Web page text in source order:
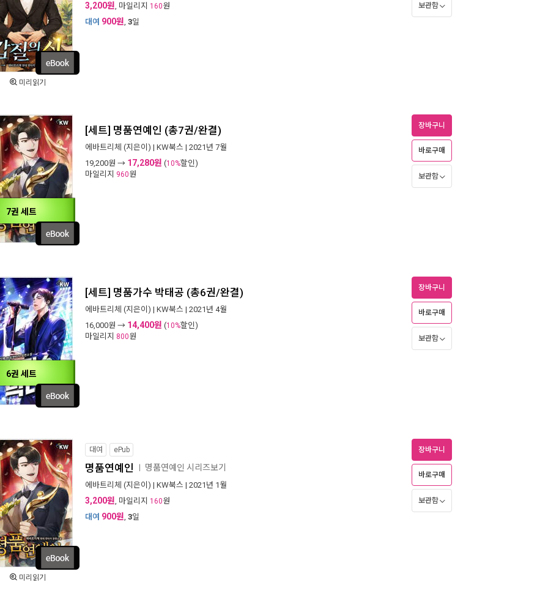
미리읽기
3,200원, 마일리지 160원
대여 900원, 3일
보관함
7권 세트
[세트] 명품연예인 (총7권/완결)
에바트리체 (지은이) | KW북스 | 2021년 7월
19,200원 → 17,280원 (10%할인)
마일리지 960원
장바구니
바로구매
보관함
6권 세트
[세트] 명품가수 박태공 (총6권/완결)
에바트리체 (지은이) | KW북스 | 2021년 4월
16,000원 → 14,400원 (10%할인)
마일리지 800원
장바구니
바로구매
보관함
미리읽기
대여 ePub
명품연예인 명품연예인 시리즈보기
에바트리체 (지은이) | KW북스 | 2021년 1월
3,200원, 마일리지 160원
대여 900원, 3일
장바구니
바로구매
보관함